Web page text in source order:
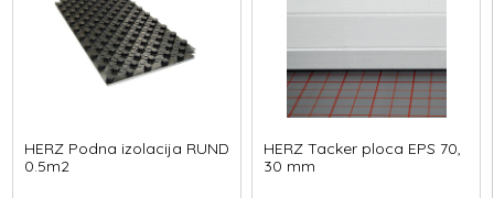
HERZ Podna izolacija RUND
0.5m2
HERZ Tacker ploca EPS 70,
30 mm